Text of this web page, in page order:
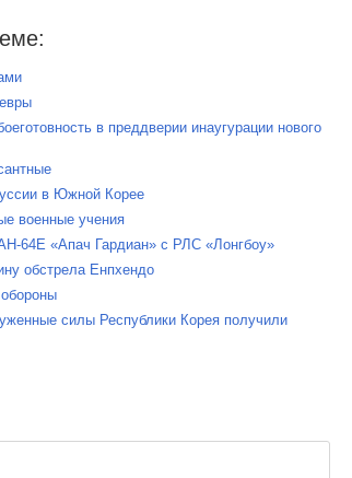
в преддверии инаугурации нового
в Южной Корее
военные учения
64E «Апач Гардиан» с РЛС «Лонгбоу»
обстрела Енпхендо
силы Республики Корея получили